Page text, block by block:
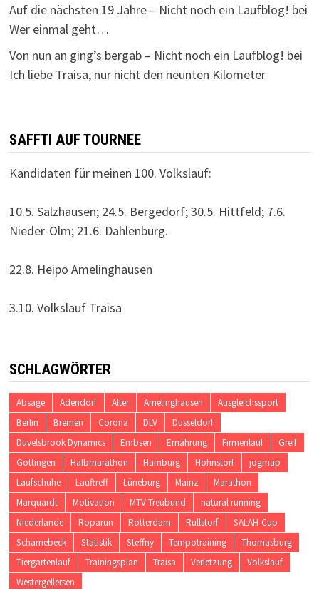
Auf die nächsten 19 Jahre – Nicht noch ein Laufblog! bei
Wer einmal geht…
Von nun an ging’s bergab – Nicht noch ein Laufblog! bei
Ich liebe Traisa, nur nicht den neunten Kilometer
SAFFTI AUF TOURNEE
Kandidaten für meinen 100. Volkslauf:
10.5. Salzhausen; 24.5. Bergedorf; 30.5. Hittfeld; 7.6.
Nieder-Olm; 21.6. Dahlenburg.
22.8. Heipo Amelinghausen
3.10. Volkslauf Traisa
SCHLAGWÖRTER
Absage Adendorf Alter Amelinghausen
Ausgleichssport
Berlin
Bremen Corona DLV
Düsseldorf
Düvelsbrook Dynamics
Embsen Ernährung Firmenlauf
Greif
Göttingen
Halbmarathon Hamburg Hohnstorf
jogmap
Laufschuhe
Lauftreff Lüneburg Mainz
Marathon
Marquardt
Motivation MTV Treubund
natural running
Niederlande
Roparun Rotterdam Rullstorf
SALAH-Cup
Scharnebeck
Statistik Steffny Tempotraining
Thomasburg
Tiergartenlauf
Trainingsplan Traisa Verletzung
Volkslauf
Westergellersen